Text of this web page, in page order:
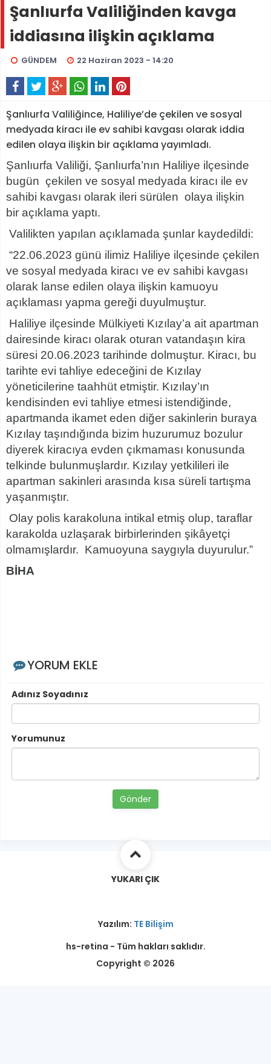
Şanlıurfa Valiliğinden kavga
iddiasına ilişkin açıklama
GÜNDEM 22 Haziran 2023 - 14:20
Şanlıurfa Valiliğince, Haliliye’de çekilen ve sosyal
medyada kiracı ile ev sahibi kavgası olarak iddia
edilen olaya ilişkin bir açıklama yayımladı.
Şanlıurfa Valiliği, Şanlıurfa’nın Haliliye ilçesinde
bugün çekilen ve sosyal medyada kiracı ile ev
sahibi kavgası olarak ileri sürülen olaya ilişkin
bir açıklama yaptı.
Valilikten yapılan açıklamada şunlar kaydedildi:
“22.06.2023 günü ilimiz Haliliye ilçesinde çekilen
ve sosyal medyada kiracı ve ev sahibi kavgası
olarak lanse edilen olaya ilişkin kamuoyu
açıklaması yapma gereği duyulmuştur.
Haliliye ilçesinde Mülkiyeti Kızılay’a ait apartman
dairesinde kiracı olarak oturan vatandaşın kira
süresi 20.06.2023 tarihinde dolmuştur. Kiracı, bu
tarihte evi tahliye edeceğini de Kızılay
yöneticilerine taahhüt etmiştir. Kızılay’ın
kendisinden evi tahliye etmesi istendiğinde,
apartmanda ikamet eden diğer sakinlerin buraya
Kızılay taşındığında bizim huzurumuz bozulur
diyerek kiracıya evden çıkmaması konusunda
telkinde bulunmuşlardır. Kızılay yetkilileri ile
apartman sakinleri arasında kısa süreli tartışma
yaşanmıştır.
Olay polis karakoluna intikal etmiş olup, taraflar
karakolda uzlaşarak birbirlerinden şikâyetçi
olmamışlardır. Kamuoyuna saygıyla duyurulur.”
BİHA
YORUM EKLE
Adınız Soyadınız
Yorumunuz
Gönder
YUKARI ÇIK
Yazılım: TE Bilişim
hs-retina - Tüm hakları saklıdır.
Copyright © 2026